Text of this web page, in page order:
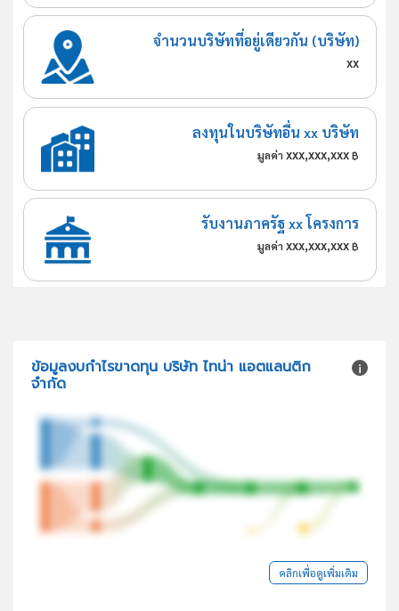
จำนวนบริษัทที่อยู่เดียวกัน (บริษัท)
xx
ลงทุนในบริษัทอื่น xx บริษัท
มูลค่า xxx,xxx,xxx ฿
รับงานภาครัฐ xx โครงการ
มูลค่า xxx,xxx,xxx ฿
ข้อมูลงบกำไรขาดทุน บริษัท ไทน่า แอตแลนติก
จำกัด
คลิกเพื่อดูเพิ่มเติม